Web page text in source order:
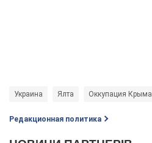
Украина Ялта Оккупация Крыма
Редакционная политика